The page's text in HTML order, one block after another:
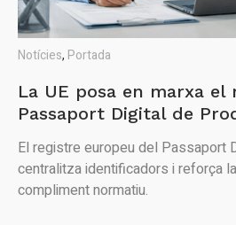
Notícies, Portada
La UE posa en marxa el
Passaport Digital de
El registre europeu del Passaport
centralitza identificadors i reforça
compliment normatiu.